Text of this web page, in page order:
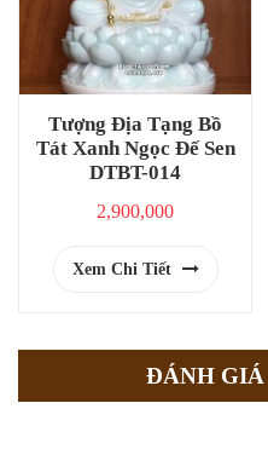
Tượng Địa Tạng Bồ
Tát Xanh Ngọc Đế Sen
DTBT-014
2,900,000
Xem Chi Tiết
ĐÁNH GIÁ